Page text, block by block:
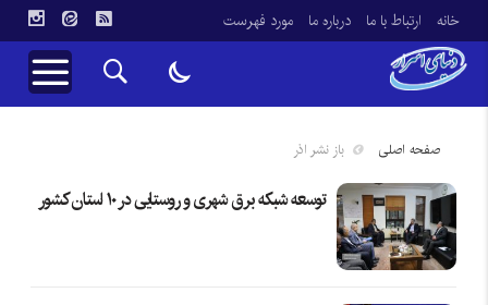
خانه ارتباط با ما درباره ما مورد فهرست
صفحه اصلی باز نشر اذر
توسعه شبکه برق شهری و روستایی در ۱۰ استان کشور